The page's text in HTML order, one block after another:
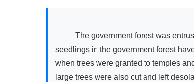
seedlings in the government forest
when trees were granted to temples
large trees were also cut and left